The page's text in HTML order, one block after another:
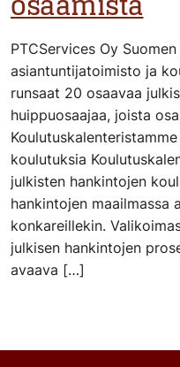
PTCServices Oy
asiantuntijatoimisto ja
runsaat 20 osaavaa
huippuosaajaa, joista
koulutuksia
julkisten hankintojen
hankintojen maailmassa
konkareillekin.
julkisen hankintojen
avaava […]